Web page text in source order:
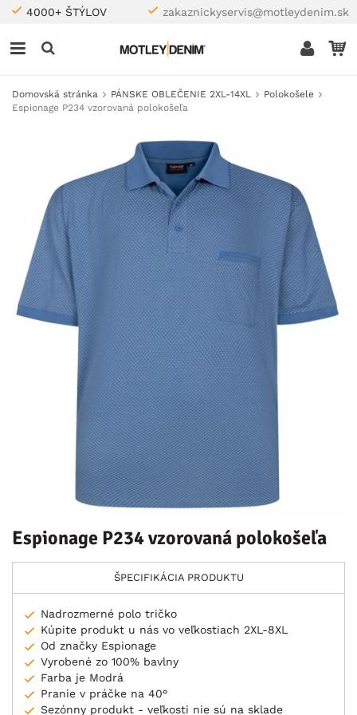
4000+ ŠTÝLOV zakaznickyservis@motleydenim.sk
Domovská stránka PÁNSKE OBLEČENIE 2XL-14XL
Polokošele
Espionage P234 vzorovaná polokošeľa
Espionage P234 vzorovaná polokošeľa
ŠPECIFIKÁCIA PRODUKTU
Nadrozmerné polo tričko
Kúpite produkt u nás vo veľkostiach 2XL-8XL
Od značky Espionage
Vyrobené zo 100% bavlny
Farba je Modrá
Pranie v práčke na 40°
Sezónny produkt - veľkosti nie sú na sklade